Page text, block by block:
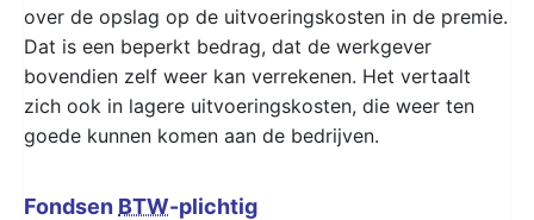
over de opslag op de uitvoeringskosten in de premie.
Dat is een beperkt bedrag, dat de werkgever
bovendien zelf weer kan verrekenen. Het vertaalt
zich ook in lagere uitvoeringskosten, die weer ten
goede kunnen komen aan de bedrijven.
Fondsen BTW-plichtig